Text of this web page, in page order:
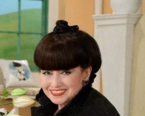
『ア
E齋